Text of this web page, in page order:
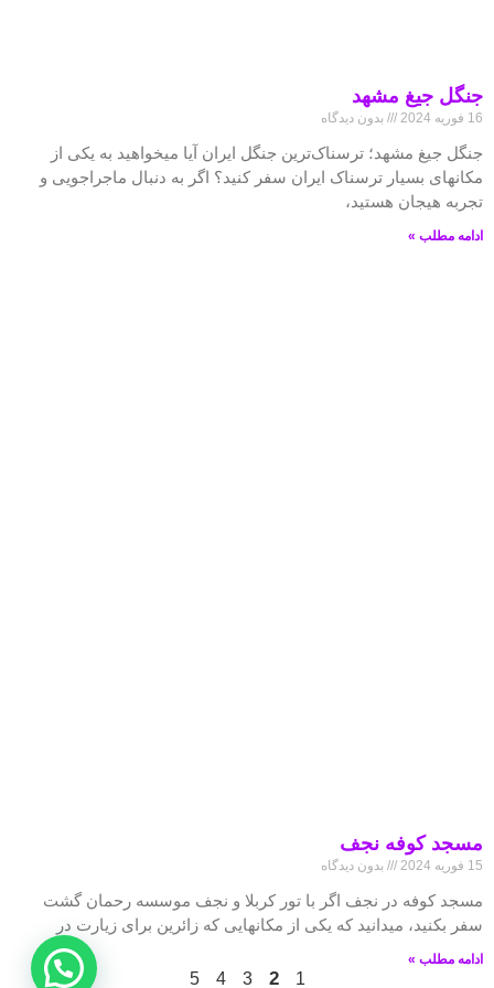
جنگل جیغ مشهد
16 فوریه 2024 بدون دیدگاه
جنگل جیغ مشهد؛ ترسناک‌ترین جنگل ایران آیا میخواهید به یکی از
مکانهای بسیار ترسناک ایران سفر کنید؟ اگر به دنبال ماجراجویی و
تجربه هیجان هستید،
ادامه مطلب »
مسجد کوفه نجف
15 فوریه 2024 بدون دیدگاه
مسجد کوفه در نجف اگر با تور کربلا و نجف موسسه رحمان گشت
سفر بکنید، میدانید که یکی از مکانهایی که زائرین برای زیارت در
ادامه مطلب »
1
2
3
4
5